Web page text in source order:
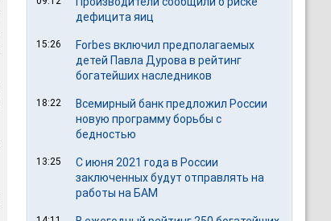
дефицита яиц
15:26
Forbes включил предполагаемых
детей Павла Дурова в рейтинг
богатейших наследников
18:22
Всемирный банк предложил России
новую программу борьбы с
бедностью
13:25
С июня 2021 года в России
заключенных будут отправлять на
работы на БАМ